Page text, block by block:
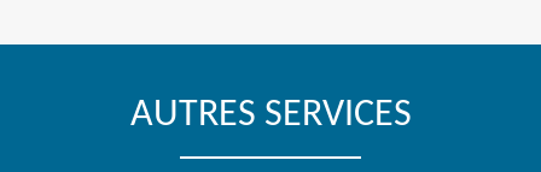
AUTRES SERVICES